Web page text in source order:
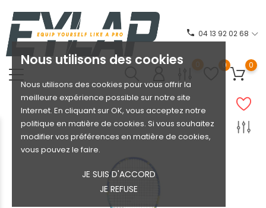
Nous utilisons des cookies
Nous utilisons des cookies pour vous offrir la
meilleure expérience possible sur notre site
Internet. En cliquant sur OK, vous acceptez notre
politique en matière de cookies. Si vous souhaitez
modifier vos préférences en matière de cookies,
vous pouvez le faire.
JE SUIS D'ACCORD
JE REFUSE
phone 04 13 92 02 68
0 0 0